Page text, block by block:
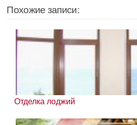
Похожие записи:
Отделка лоджий